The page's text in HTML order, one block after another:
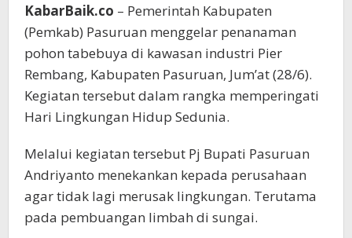
KabarBaik.co – Pemerintah Kabupaten
(Pemkab) Pasuruan menggelar penanaman
pohon tabebuya di kawasan industri Pier
Rembang, Kabupaten Pasuruan, Jum’at (28/6).
Kegiatan tersebut dalam rangka memperingati
Hari Lingkungan Hidup Sedunia.
Melalui kegiatan tersebut Pj Bupati Pasuruan
Andriyanto menekankan kepada perusahaan
agar tidak lagi merusak lingkungan. Terutama
pada pembuangan limbah di sungai.